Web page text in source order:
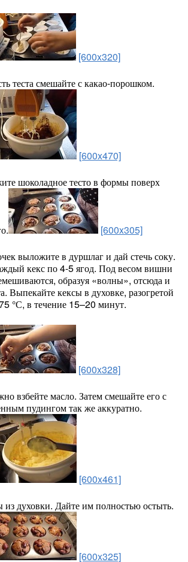
[600x320]
теста смешайте с какао-порошком.
[600x470]
шоколадное тесто в формы поверх
[600x305]
выложите в дуршлаг и дай стечь соку.
кекс по 4-5 ягод. Под весом вишни
образуя «волны», отсюда и
Выпекайте кексы в духовке, разогретой
°С, в течение 15–20 минут.
[600x328]
взбейте масло. Затем смешайте его с
пудингом так же аккуратно.
[600x461]
из духовки. Дайте им полностью остыть.
[600x325]